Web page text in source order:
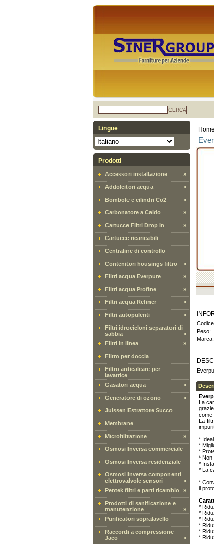
CERCA
Lingue
Prodotti
Accessori installazione »
Addolcitori acqua »
Bombole e cilindri Co2 »
Carbonatore a Caldo »
Cartucce Filtri Drop In »
Cartucce ricaricabili
Centraline di controllo
Contenitori housings filtro »
Filtri acqua Everpure »
Filtri acqua Profine »
Filtri acqua Refiner »
Filtri autopulenti »
Filtri idrocicloni separatori di
sabbia
»
Filtri in linea
»
Filtro per doccia
Filtro anticalcare per
lavatrice
Gasatori acqua
»
Generatore di ozono »
Juissen Estrattore Succo
Membrane
Microfiltrazione »
Osmosi Inversa commerciale
Osmosi Inversa residenziale
Osmosi inversa componenti
elettrovalvole sensori
»
Pentek filtri e parti ricambio
»
Prodotti di sanificazione e
manutenzione
»
Purificatori sopralavello
Raccordi a compressione
Jaco
»
Home
Peso:
Marca:
La
come
La
*
*
*
* Non
*
* La
*
il
*
*
*
*
*
*